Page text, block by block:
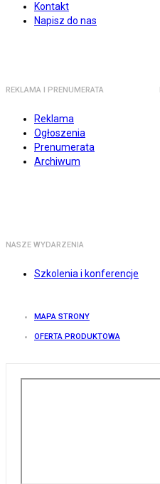
Kontakt
Napisz do nas
REKLAMA I PRENUMERATA
Reklama
Ogłoszenia
Prenumerata
Archiwum
NASZE WYDARZENIA
Szkolenia i konferencje
MAPA STRONY
OFERTA PRODUKTOWA